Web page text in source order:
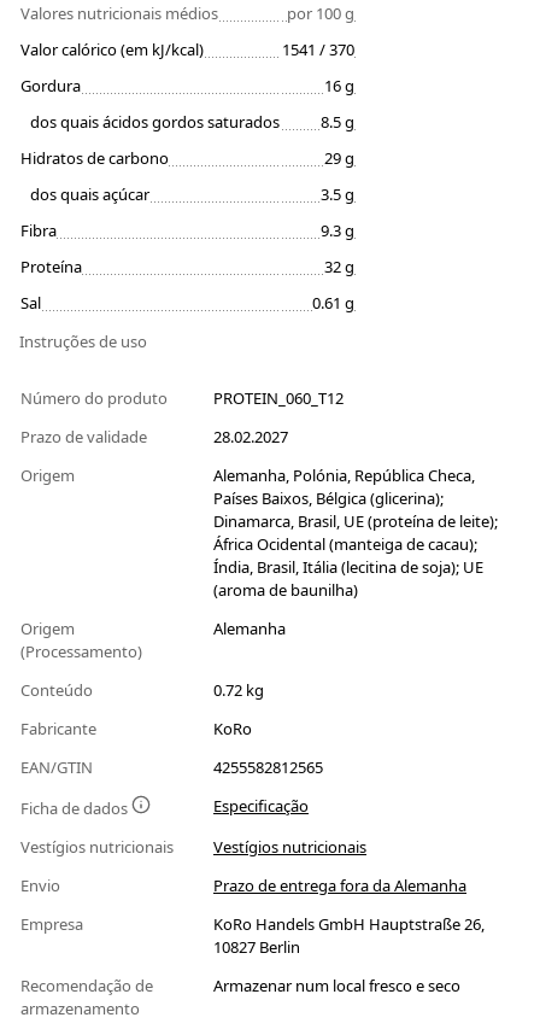
Valores nutricionais médios
por 100 g
Valor calórico (em kJ/kcal)
1541 / 370
Gordura
16 g
dos quais ácidos gordos saturados
8.5 g
Hidratos de carbono
29 g
dos quais açúcar
3.5 g
Fibra
9.3 g
Proteína
32 g
Sal
0.61 g
Instruções de uso
Número do produto
PROTEIN_060_T12
Prazo de validade
28.02.2027
Origem
Alemanha, Polónia, República Checa,
Países Baixos, Bélgica (glicerina);
Dinamarca, Brasil, UE (proteína de leite);
África Ocidental (manteiga de cacau);
Índia, Brasil, Itália (lecitina de soja); UE
(aroma de baunilha)
Origem
(Processamento)
Alemanha
Conteúdo
0.72 kg
Fabricante
KoRo
EAN/GTIN
4255582812565
Ficha de dados
Especificação
Vestígios nutricionais
Vestígios nutricionais
Envio
Prazo de entrega fora da Alemanha
Empresa
KoRo Handels GmbH Hauptstraße 26,
10827 Berlin
Recomendação de
armazenamento
Armazenar num local fresco e seco